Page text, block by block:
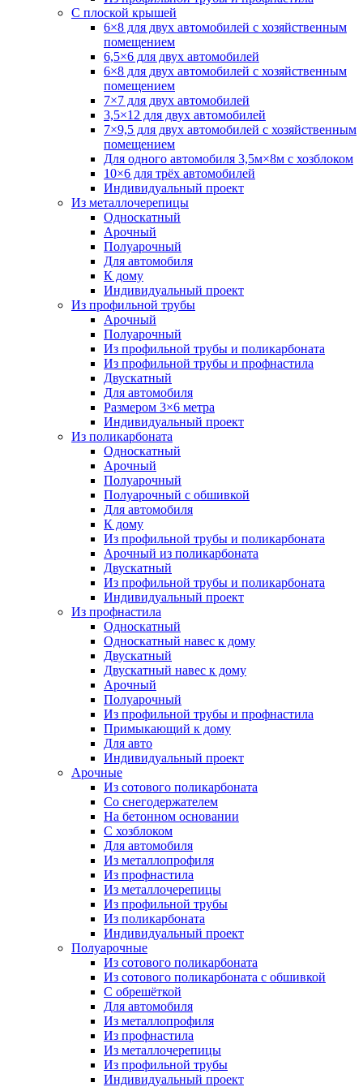
С плоской крышей
6×8 для двух автомобилей с хозяйственным
помещением
6,5×6 для двух автомобилей
6×8 для двух автомобилей с хозяйственным
помещением
7×7 для двух автомобилей
3,5×12 для двух автомобилей
7×9,5 для двух автомобилей с хозяйственным
помещением
Для одного автомобиля 3,5м×8м с хозблоком
10×6 для трёх автомобилей
Индивидуальный проект
Из металлочерепицы
Односкатный
Арочный
Полуарочный
Для автомобиля
К дому
Индивидуальный проект
Из профильной трубы
Арочный
Полуарочный
Из профильной трубы и поликарбоната
Из профильной трубы и профнастила
Двускатный
Для автомобиля
Размером 3×6 метра
Индивидуальный проект
Из поликарбоната
Односкатный
Арочный
Полуарочный
Полуарочный с обшивкой
Для автомобиля
К дому
Из профильной трубы и поликарбоната
Арочный из поликарбоната
Двускатный
Из профильной трубы и поликарбоната
Индивидуальный проект
Из профнастила
Односкатный
Односкатный навес к дому
Двускатный
Двускатный навес к дому
Арочный
Полуарочный
Из профильной трубы и профнастила
Примыкающий к дому
Для авто
Индивидуальный проект
Арочные
Из сотового поликарбоната
Со снегодержателем
На бетонном основании
С хозблоком
Для автомобиля
Из металлопрофиля
Из профнастила
Из металлочерепицы
Из профильной трубы
Из поликарбоната
Индивидуальный проект
Полуарочные
Из сотового поликарбоната
Из сотового поликарбоната с обшивкой
С обрешёткой
Для автомобиля
Из металлопрофиля
Из профнастила
Из металлочерепицы
Из профильной трубы
Индивидуальный проект